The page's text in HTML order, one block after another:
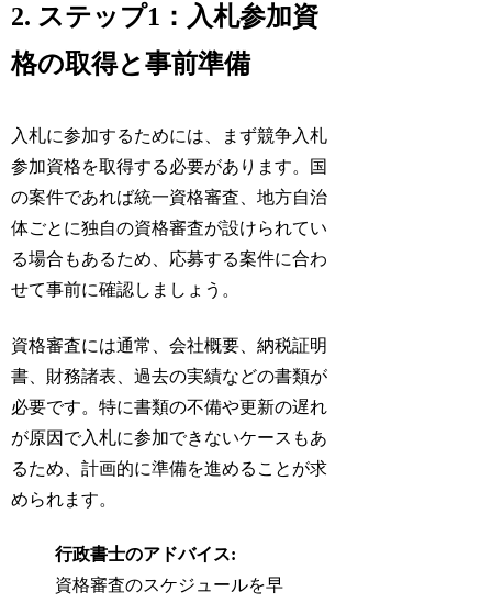
2. ステップ1：入札参加資
格の取得と事前準備
入札に参加するためには、まず競争入札
参加資格を取得する必要があります。国
の案件であれば統一資格審査、地方自治
体ごとに独自の資格審査が設けられてい
る場合もあるため、応募する案件に合わ
せて事前に確認しましょう。
資格審査には通常、会社概要、納税証明
書、財務諸表、過去の実績などの書類が
必要です。特に書類の不備や更新の遅れ
が原因で入札に参加できないケースもあ
るため、計画的に準備を進めることが求
められます。
行政書士のアドバイス:
資格審査のスケジュールを早